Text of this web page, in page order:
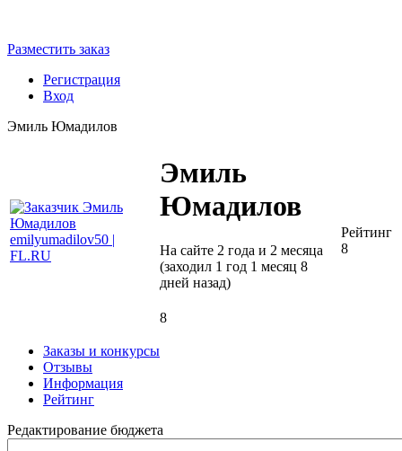
Разместить заказ
Регистрация
Вход
Эмиль Юмадилов
Эмиль
Юмадилов
На сайте 2 года и 2 месяца
(заходил 1 год 1 месяц 8
дней назад)
8
Рейтинг
8
Заказы и конкурсы
Отзывы
Информация
Рейтинг
Редактирование бюджета